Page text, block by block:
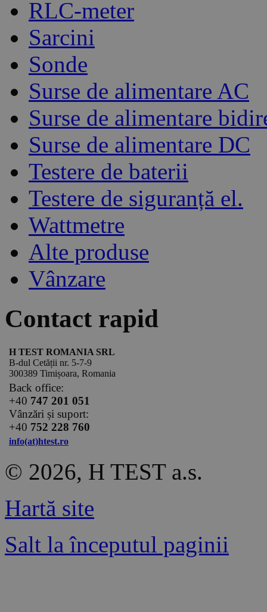
RLC-meter
Sarcini
Sonde
Surse de alimentare AC
Surse de alimentare
Surse de alimentare DC
Testere de baterii
Testere de siguranță el.
Wattmetre
Alte produse
Vânzare
Contact rapid
H TEST ROMANIA SRL
B-dul Cetății nr. 5-7-9
300389 Timișoara, Romania
Back office:
+40 747 201 051
Vânzări și suport:
+40 752 228 760
info(at)htest.ro
© 2026, H TEST a.s.
Hartă site
Salt la începutul paginii